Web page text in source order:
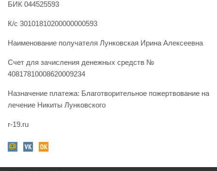
БИК 044525593
К/с 30101810200000000593
Наименование получателя Лунковская Ирина Алексеевна
Счет для зачисления денежных средств №
40817810008620009234
Назначение платежа: Благотворительное пожертвование на
лечение Никиты Лунковского
r-19.ru